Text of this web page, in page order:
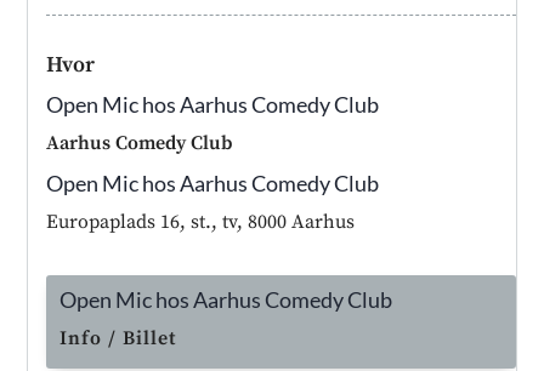
Hvor
Open Mic hos Aarhus Comedy Club
Aarhus Comedy Club
Open Mic hos Aarhus Comedy Club
Europaplads 16, st., tv, 8000 Aarhus
Open Mic hos Aarhus Comedy Club
Info / Billet